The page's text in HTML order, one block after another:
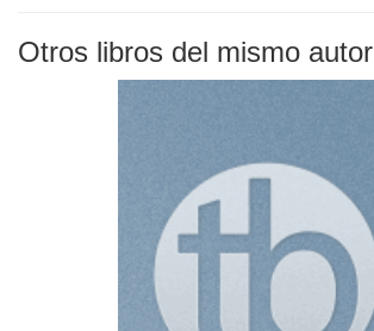
Otros libros del mismo autor